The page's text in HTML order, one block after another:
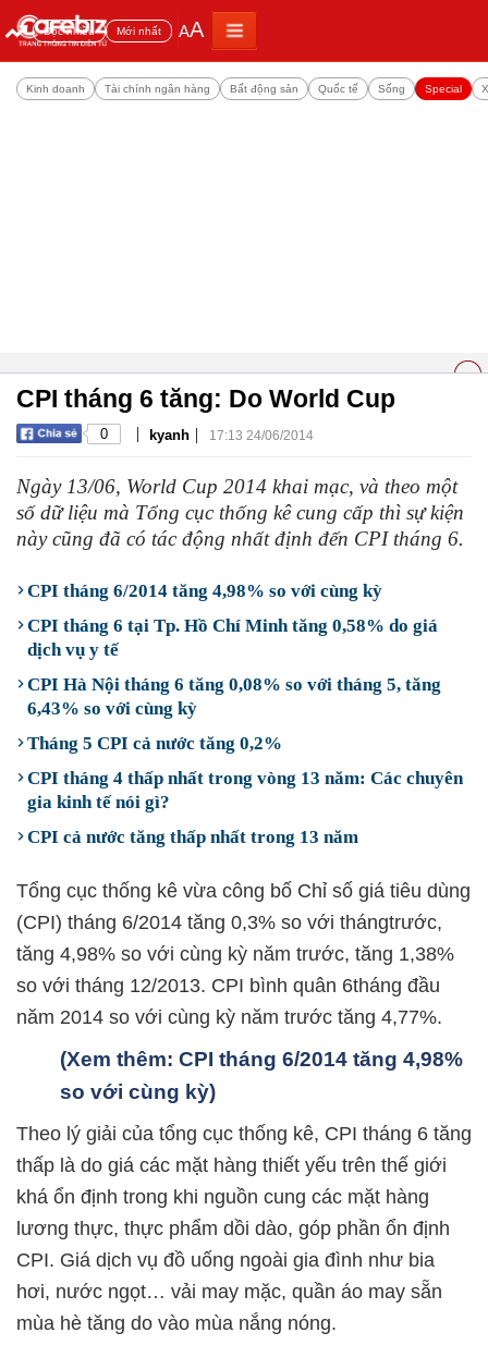
Đọc nhiều Mới nhất AA
Kinh doanh Tài chính ngân hàng Bất động sản Quốc tế Sống Special
CPI tháng 6 tăng: Do World Cup
0 | kyanh | 17:13 24/06/2014
Ngày 13/06, World Cup 2014 khai mạc, và theo một
số dữ liệu mà Tổng cục thống kê cung cấp thì sự kiện
này cũng đã có tác động nhất định đến CPI tháng 6.
CPI tháng 6/2014 tăng 4,98% so với cùng kỳ
CPI tháng 6 tại Tp. Hồ Chí Minh tăng 0,58% do giá
dịch vụ y tế
CPI Hà Nội tháng 6 tăng 0,08% so với tháng 5, tăng
6,43% so với cùng kỳ
Tháng 5 CPI cả nước tăng 0,2%
CPI tháng 4 thấp nhất trong vòng 13 năm: Các chuyên
gia kinh tế nói gì?
CPI cả nước tăng thấp nhất trong 13 năm
Tổng cục thống kê vừa công bố Chỉ số giá tiêu dùng
(CPI) tháng 6/2014 tăng 0,3% so với thángtrước,
tăng 4,98% so với cùng kỳ năm trước, tăng 1,38%
so với tháng 12/2013. CPI bình quân 6tháng đầu
năm 2014 so với cùng kỳ năm trước tăng 4,77%.
(Xem thêm: CPI tháng 6/2014 tăng 4,98%
so với cùng kỳ)
Theo lý giải của tổng cục thống kê, CPI tháng 6 tăng
thấp là do giá các mặt hàng thiết yếu trên thế giới
khá ổn định trong khi nguồn cung các mặt hàng
lương thực, thực phẩm dồi dào, góp phần ổn định
CPI. Giá dịch vụ đồ uống ngoài gia đình như bia
hơi, nước ngọt… vải may mặc, quần áo may sẵn
mùa hè tăng do vào mùa nắng nóng.